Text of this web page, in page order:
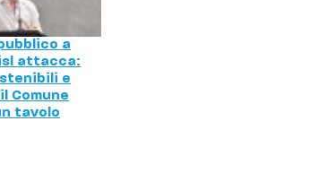
a
attacca:
e
Comune
tavolo